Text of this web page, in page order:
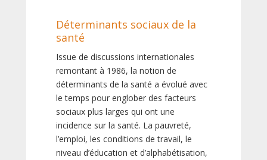
Déterminants sociaux de la
santé
Issue de discussions internationales
remontant à 1986, la notion de
déterminants de la santé a évolué avec
le temps pour englober des facteurs
sociaux plus larges qui ont une
incidence sur la santé. La pauvreté,
l’emploi, les conditions de travail, le
niveau d’éducation et d’alphabétisation,